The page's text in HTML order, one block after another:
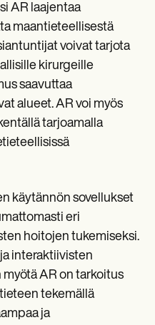
AR laajentaa
maantieteellisestä
voivat tarjota
kirurgeille
saavuttaa
alueet. AR voi myös
tarjoamalla
käytännön sovellukset
eri
hoitojen tukemiseksi.
interaktiivisten
AR on tarkoitus
tekemällä
ja